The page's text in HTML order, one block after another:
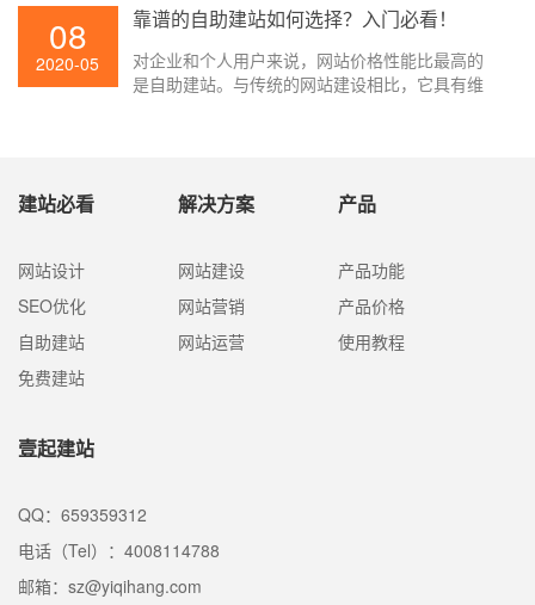
目前为止，自助服务建设并不是那么好的，但据
说根据企业的需求，他可能是比较适合某些企业
的。那么自助建站的优缺点是什么?
08
2020-05
靠谱的自助建站如何选择？入门必看！
对企业和个人用户来说，网站价格性能比最高的
是自助建站。与传统的网站建设相比，它具有维
选择什么?
建站必看
网站设计
SEO优化
自助建站
免费建站
解决方案
网站建设
网站营销
网站运营
产品
产品功能
产品价格
使用教程
壹起建站
QQ：659359312
电话（Tel）：4008114788
邮箱：sz@yiqihang.com